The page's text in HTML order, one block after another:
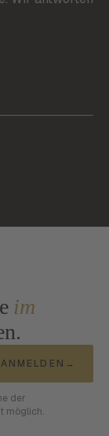
im
ANMELDEN →
der
möglich.